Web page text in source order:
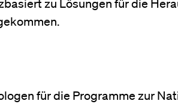
für die Programme zur